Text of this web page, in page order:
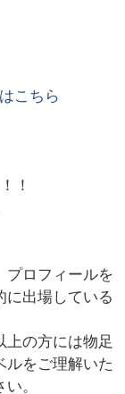
こちら
！
プロフィールを
に出場している
上の方には物足
ルをご理解いた
。